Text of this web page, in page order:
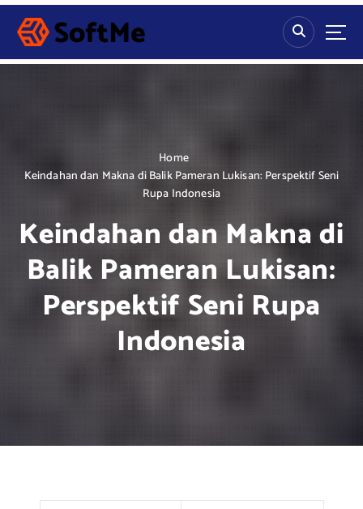
S
p
Home
Keindahan dan Makna di Balik Pameran Lukisan: Perspektif Seni
Rupa Indonesia
Keindahan dan Makna di
Balik Pameran Lukisan:
Perspektif Seni Rupa
Indonesia